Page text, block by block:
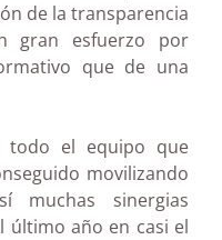
de la transparencia
gran esfuerzo por
que de una
todo el equipo que
movilizando
muchas sinergias
último año en casi el